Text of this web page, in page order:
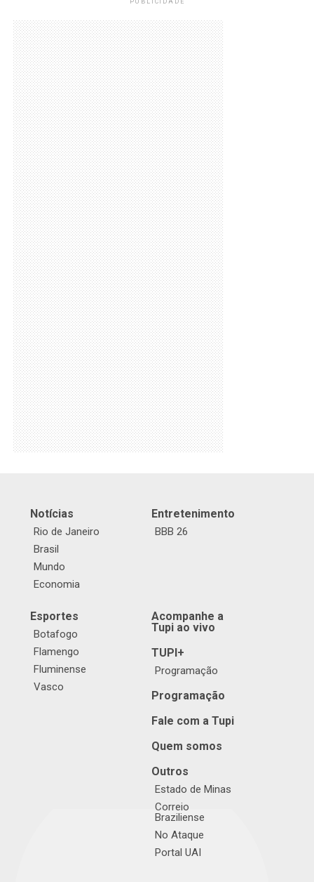
PUBLICIDADE
Notícias
Rio de Janeiro
Brasil
Mundo
Economia
Entretenimento
BBB 26
Esportes
Botafogo
Flamengo
Fluminense
Vasco
Acompanhe a
Tupi ao vivo
TUPI+
Programação
Programação
Fale com a Tupi
Quem somos
Outros
Estado de Minas
Correio
Braziliense
No Ataque
Portal UAI